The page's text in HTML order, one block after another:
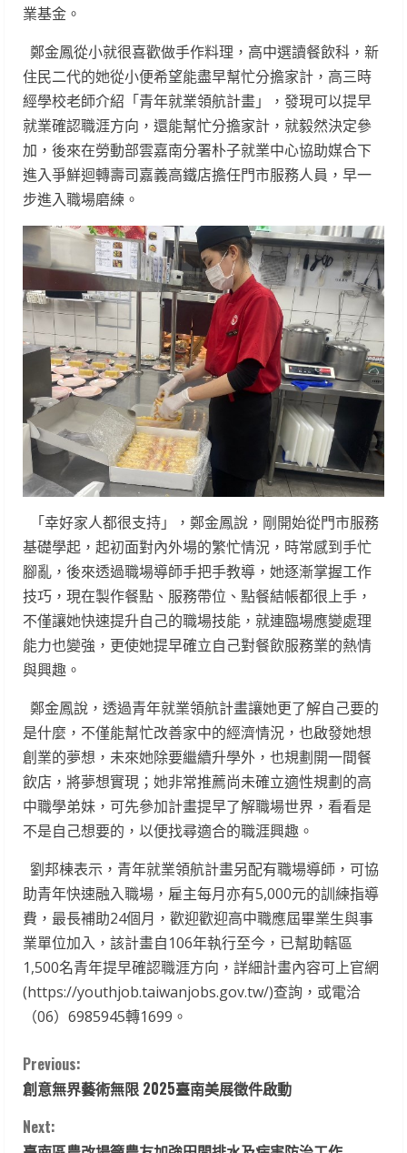
業基金。
鄭金鳳從小就很喜歡做手作料理，高中選讀餐飲科，新
住民二代的她從小便希望能盡早幫忙分擔家計，高三時
經學校老師介紹「青年就業領航計畫」，發現可以提早
就業確認職涯方向，還能幫忙分擔家計，就毅然決定參
加，後來在勞動部雲嘉南分署朴子就業中心協助媒合下
進入爭鮮迴轉壽司嘉義高鐵店擔任門市服務人員，早一
步進入職場磨練。
「幸好家人都很支持」，鄭金鳳說，剛開始從門市服務
基礎學起，起初面對內外場的繁忙情況，時常感到手忙
腳亂，後來透過職場導師手把手教導，她逐漸掌握工作
技巧，現在製作餐點、服務帶位、點餐結帳都很上手，
不僅讓她快速提升自己的職場技能，就連臨場應變處理
能力也變強，更使她提早確立自己對餐飲服務業的熱情
與興趣。
鄭金鳳說，透過青年就業領航計畫讓她更了解自己要的
是什麼，不僅能幫忙改善家中的經濟情況，也啟發她想
創業的夢想，未來她除要繼續升學外，也規劃開一間餐
飲店，將夢想實現；她非常推薦尚未確立適性規劃的高
中職學弟妹，可先參加計畫提早了解職場世界，看看是
不是自己想要的，以便找尋適合的職涯興趣。
劉邦棟表示，青年就業領航計畫另配有職場導師，可協
助青年快速融入職場，雇主每月亦有5,000元的訓練指導
費，最長補助24個月，歡迎歡迎高中職應屆畢業生與事
業單位加入，該計畫自106年執行至今，已幫助轄區
1,500名青年提早確認職涯方向，詳細計畫內容可上官網
(https://youthjob.taiwanjobs.gov.tw/)查詢，或電洽
（06）6985945轉1699。
C
o
Previous:
創意無界藝術無限 2025臺南美展徵件啟動
Next: